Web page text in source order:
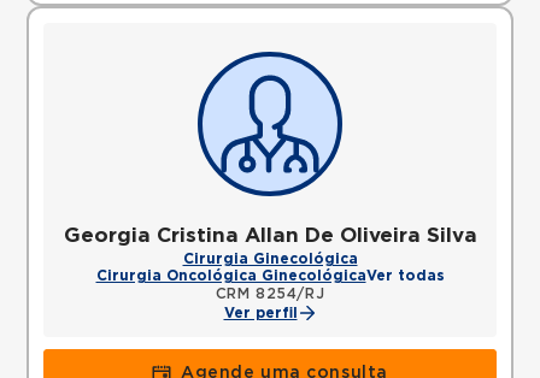
Georgia Cristina Allan De Oliveira Silva
Cirurgia Ginecológica
Cirurgia Oncológica GinecológicaVer todas
CRM 8254/RJ
Ver perfil
Agende uma consulta